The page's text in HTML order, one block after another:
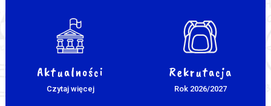
Aktualności
Czytaj więcej
Rekrutacja
Rok 2026/2027